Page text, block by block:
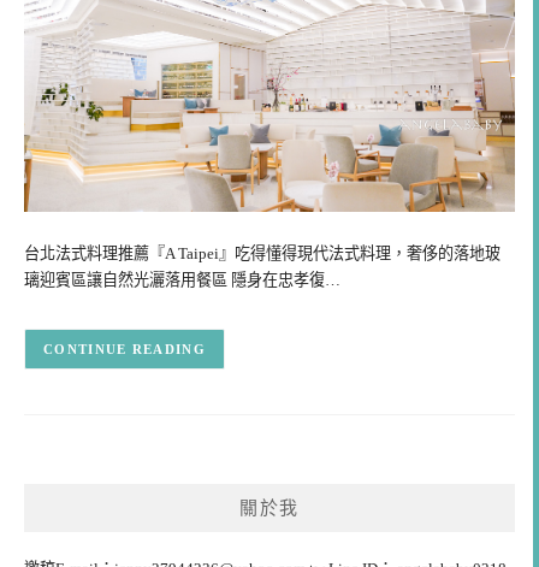
台北法式料理推薦『A Taipei』吃得懂得現代法式料理，奢侈的落地玻
璃迎賓區讓自然光灑落用餐區 隱身在忠孝復…
CONTINUE READING
關於我